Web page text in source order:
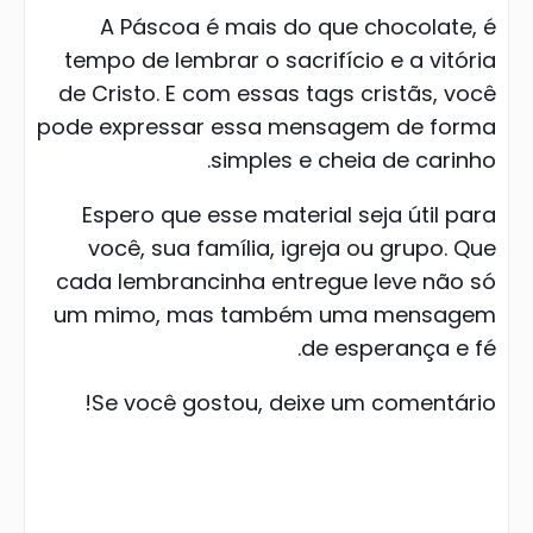
A Páscoa é mais do que chocolate, é
tempo de lembrar o sacrifício e a vitória
de Cristo. E com essas tags cristãs, você
pode expressar essa mensagem de forma
simples e cheia de carinho.
Espero que esse material seja útil para
você, sua família, igreja ou grupo. Que
cada lembrancinha entregue leve não só
um mimo, mas também uma mensagem
de esperança e fé.
Se você gostou, deixe um comentário!